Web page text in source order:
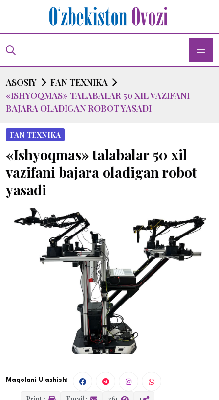
ASOSIY
FAN TEXNIKA
«ISHYOQMAS» TALABALAR 50 XIL VAZIFANI
BAJARA OLADIGAN ROBOT YASADI
FAN TEXNIKA
«Ishyoqmas» talabalar 50 xil
vazifani bajara oladigan robot
yasadi
Maqolani Ulashish: